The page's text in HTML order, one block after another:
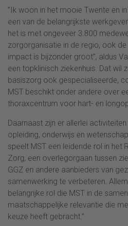
”Ik woon in het mooie Twente en
een van de belangrijkste
het is met ongeveer 3.800
zorgorganisatie in de regio, ook
impact is bijzonder groot”, aldus
een topklinisch ziekenhuis. Dat wil
basiszorg ook gespecialiseerde,
MST beschikt onder andere over
thoraxcentrum voor hart- en
Daarnaast zijn er allerlei
opleiding, onderwijs en
speelt MST een leidende rol in het
Zorg, een overlegorgaan tussen
GGZ en andere aanbieders van
samenwerking te verbeteren.
belangrijke rol die MST in de
maatschappelijke relevantie die
keuze heeft gebracht.”